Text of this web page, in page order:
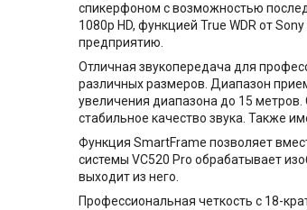
спикерфоном с возможностью
1080p HD, функцией True WDR от
предприятию.
Отличная звукопередача для
различных размеров. Диапазон
увеличения диапазона до 15
стабильное качество звука. Также
Функция SmartFrame позволяет
системы VC520 Pro обрабатывает
выходит из него.
Профессиональная четкость с 18-